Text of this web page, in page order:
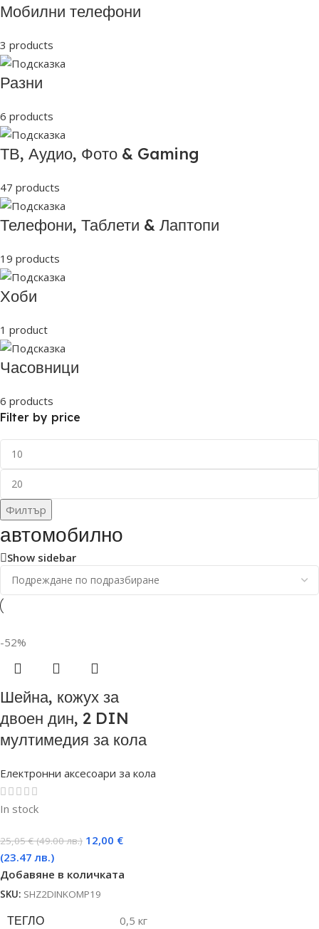
Мобилни телефони
3 products
Разни
6 products
ТВ, Аудио, Фото & Gaming
47 products
Телефони, Таблети & Лаптопи
19 products
Хоби
1 product
Часовници
6 products
Filter by price
Филтър
автомобилно
Show sidebar
-52%
Шейна, кожух за
двоен дин, 2 DIN
мултимедия за кола
Електронни аксесоари за кола
In stock
25,05€ (49.00 лв.) 12,00 €
(23.47 лв.)
Добавяне в количката
SKU: SHZ2DINKOMP19
ТЕГЛО 0,5 кг